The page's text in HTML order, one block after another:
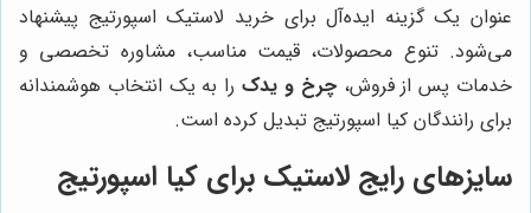
عنوان یک گزینه ایده‌آل برای خرید لاستیک اسپورتیج پیشنهاد
می‌شود. تنوع محصولات، قیمت مناسب، مشاوره تخصصی و
خدمات پس از فروش،چرخ و یدکرا به یک انتخاب هوشمندانه
برای رانندگان کیا اسپورتیج تبدیل کرده است.
سایزهای رایج لاستیک برای کیا اسپورتیج